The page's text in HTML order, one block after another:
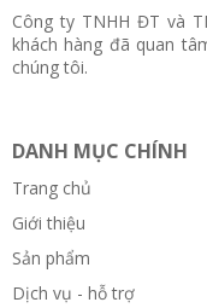
Công ty TNHH ĐT và
khách hàng đã quan
chúng tôi.
DANH MỤC CHÍNH
Trang chủ
Giới thiệu
Sản phẩm
Dịch vụ - hỗ trợ